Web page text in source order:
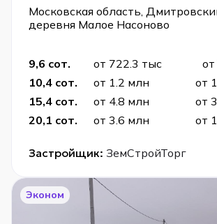
Московская область,
деревня Малое Насоново
9,6 сот. от 722.3 тыс
10,4 сот.
от 1.2 млн
от
15,4 сот.
от 4.8 млн
от
20,1 сот.
от 3.6 млн от
Застройщик: ЗемСтройТорг
Эконом